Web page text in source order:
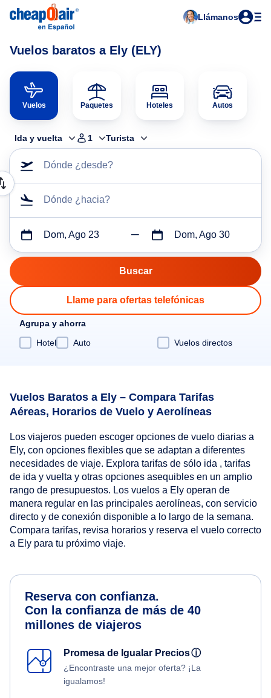
Llámanos
Vuelos baratos a Ely (ELY)
Vuelos Paquetes Hoteles Autos
Ida y vuelta 1 Turista
Dónde ¿desde?
Dónde ¿hacia?
Dom, Ago 23 Dom, Ago 30
Llame para ofertas telefónicas
Agrupa y ahorra
Hotel
Auto Vuelos directos
Vuelos Baratos a Ely – Compara Tarifas
Aéreas, Horarios de Vuelo y Aerolíneas
Los viajeros pueden escoger opciones de vuelo diarias a
Ely, con opciones flexibles que se adaptan a diferentes
necesidades de viaje. Explora tarifas de sólo ida , tarifas
de ida y vuelta y otras opciones asequibles en un amplio
rango de presupuestos. Los vuelos a Ely operan de
manera regular en las principales aerolíneas, con servicio
directo y de conexión disponible a lo largo de la semana.
Compara tarifas, revisa horarios y reserva el vuelo correcto
a Ely para tu próximo viaje.
Reserva con confianza.
Con la confianza de más de 40
millones de viajeros
Promesa de Igualar Preciosⓘ
¿Encontraste una mejor oferta? ¡La
igualamos!